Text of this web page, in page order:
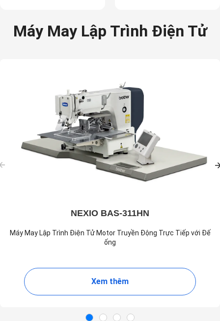
Máy May Lập Trình Điện Tử
NEXIO BAS-311HN
Máy May Lập Trình Điện Tử Motor Truyền Động Trực Tiếp với Đế
ống
Xem thêm